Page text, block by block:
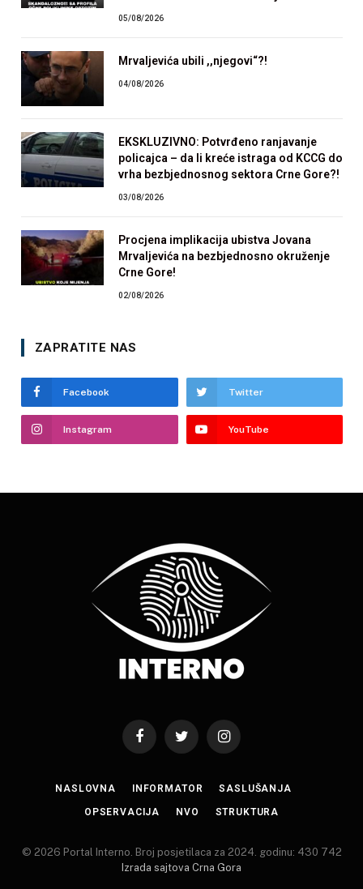
05/08/2026
Mrvaljevića ubili ,,njegovi“?!
04/08/2026
EKSKLUZIVNO: Potvrđeno ranjavanje
policajca – da li kreće istraga od KCCG do
vrha bezbjednosnog sektora Crne Gore?!
03/08/2026
Procjena implikacija ubistva Jovana
Mrvaljevića na bezbjednosno okruženje
Crne Gore!
02/08/2026
ZAPRATITE NAS
Facebook Twitter
Instagram YouTube
FacebookTwitter Instagram
NASLOVNA INFORMATOR SASLUŠANJA
OPSERVACIJA NVO STRUKTURA
© 2026 Portal Interno. Broj posjetilaca za 2024. godinu: 430 742
Izrada sajtova Crna Gora